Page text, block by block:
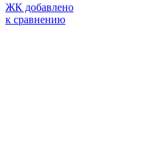
ЖК добавлено
к сравнению